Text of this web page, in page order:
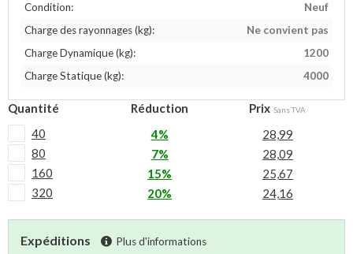
Condition:
Neuf
Charge des rayonnages (kg):
Ne convient pas
Charge Dynamique (kg):
1200
Charge Statique (kg):
4000
Quantité Réduction Prix Sans TVA
40 4%
28,99
80
7%
28,09
160
15%
25,67
320
20% 24,16
Expéditions Plus d'informations